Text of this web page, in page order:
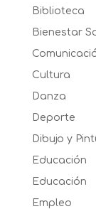
Biblioteca
Bienestar
Cultura
Danza
Deporte
Dibujo y
Educación
Educación
Empleo